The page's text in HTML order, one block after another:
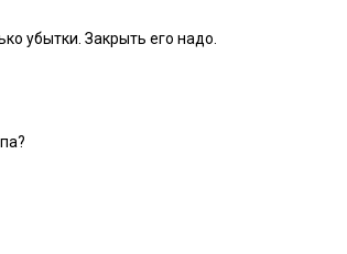
убытки. Закрыть его надо.